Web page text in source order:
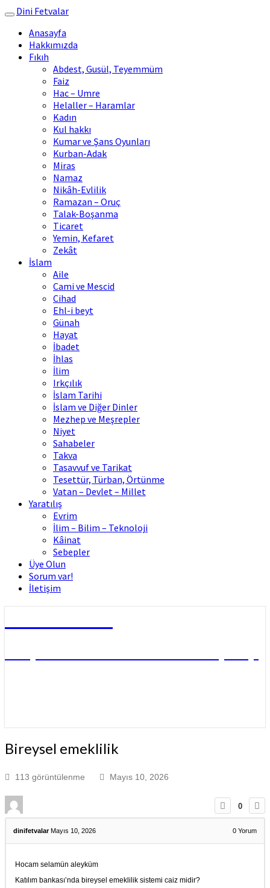
Toggle
navigation
Dini Fetvalar
Anasayfa
Hakkımızda
Fıkıh
Abdest, Gusül, Teyemmüm
Faiz
Hac – Umre
Helaller – Haramlar
Kadın
Kul hakkı
Kumar ve Şans Oyunları
Kurban-Adak
Miras
Namaz
Nikâh-Evlilik
Ramazan – Oruç
Talak-Boşanma
Ticaret
Yemin, Kefaret
Zekât
İslam
Aile
Cami ve Mescid
Cihad
Ehl-i beyt
Günah
Hayat
İbadet
İhlas
İlim
Irkçılık
İslam Tarihi
İslam ve Diğer Dinler
Mezhep ve Meşrepler
Niyet
Sahabeler
Takva
Tasavvuf ve Tarikat
Tesettür, Türban, Örtünme
Vatan – Devlet – Millet
Yaratılış
Evrim
İlim – Bilim – Teknoloji
Kâinat
Sebepler
Üye Olun
Sorum var!
İletişim
Bireysel emeklilik
113 görüntülenme Mayıs 10, 2026
0
dinifetvalar Mayıs 10, 2026 0 Yorum
Hocam selamün aleyküm
Katılım bankası’nda bireysel emeklilik sistemi caiz midir?